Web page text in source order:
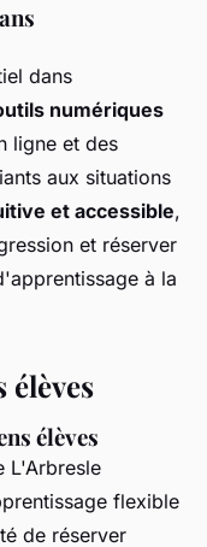
dans
numériques
ligne et des
aux situations
et accessible,
et réserver
à la
élèves
élèves
L'Arbresle
flexible
de réserver